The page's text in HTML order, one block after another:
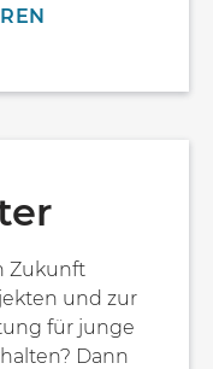
Zukunft
und zur
für junge
Dann